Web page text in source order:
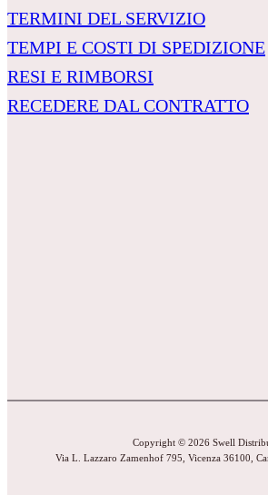
TERMINI DEL SERVIZIO
TEMPI E COSTI DI SPEDIZIONE
RESI E RIMBORSI
RECEDERE DAL CONTRATTO
Copyright © 2026 Swell
Via L. Lazzaro Zamenhof 795, Vicenza 36100,